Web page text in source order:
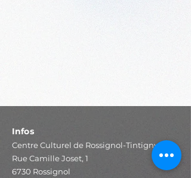
Infos
Centre Culturel de Rossignol-Tintigny
Rue Camille Joset, 1
6730 Rossignol